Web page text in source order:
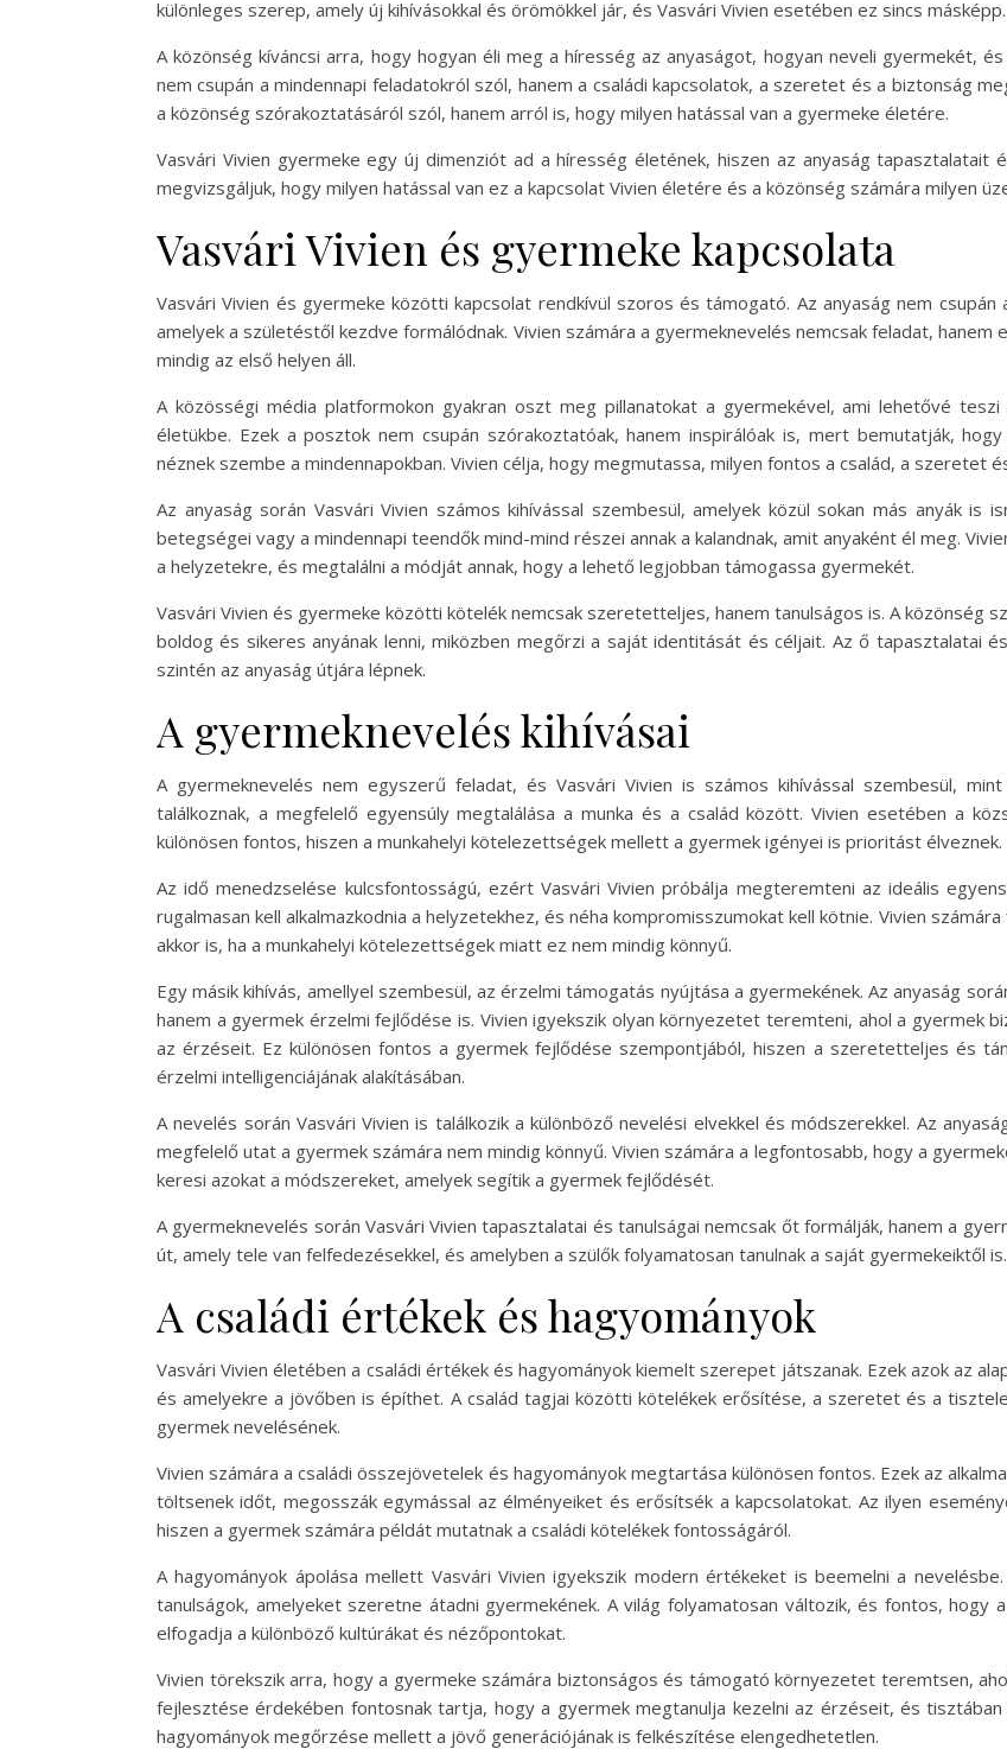
különleges szerep, amely új kihívásokkal és örömökkel jár, és Vasvári Vivien esetében ez sincs másképp.
A közönség kíváncsi arra, hogy hogyan éli meg a híresség az anyaságot, hogyan neveli gyermekét,
nem csupán a mindennapi feladatokról szól, hanem a családi kapcsolatok, a szeretet és a biztonság
a közönség szórakoztatásáról szól, hanem arról is, hogy milyen hatással van a gyermeke életére.
Vasvári Vivien gyermeke egy új dimenziót ad a híresség életének, hiszen az anyaság tapasztalatait
megvizsgáljuk, hogy milyen hatással van ez a kapcsolat Vivien életére és a közönség számára milyen
Vasvári Vivien és gyermeke kapcsolata
Vasvári Vivien és gyermeke közötti kapcsolat rendkívül szoros és támogató. Az anyaság nem
amelyek a születéstől kezdve formálódnak. Vivien számára a gyermeknevelés nemcsak feladat,
mindig az első helyen áll.
A közösségi média platformokon gyakran oszt meg pillanatokat a gyermekével, ami lehetővé
életükbe. Ezek a posztok nem csupán szórakoztatóak, hanem inspirálóak is, mert bemutatják,
néznek szembe a mindennapokban. Vivien célja, hogy megmutassa, milyen fontos a család, a szeretet
Az anyaság során Vasvári Vivien számos kihívással szembesül, amelyek közül sokan más anyák is
betegségei vagy a mindennapi teendők mind-mind részei annak a kalandnak, amit anyaként él meg.
a helyzetekre, és megtalálni a módját annak, hogy a lehető legjobban támogassa gyermekét.
Vasvári Vivien és gyermeke közötti kötelék nemcsak szeretetteljes, hanem tanulságos is. A közönség
boldog és sikeres anyának lenni, miközben megőrzi a saját identitását és céljait. Az ő tapasztalatai
szintén az anyaság útjára lépnek.
A gyermeknevelés kihívásai
A gyermeknevelés nem egyszerű feladat, és Vasvári Vivien is számos kihívással szembesül,
találkoznak, a megfelelő egyensúly megtalálása a munka és a család között. Vivien esetében a
különösen fontos, hiszen a munkahelyi kötelezettségek mellett a gyermek igényei is prioritást élveznek.
Az idő menedzselése kulcsfontosságú, ezért Vasvári Vivien próbálja megteremteni az ideális
rugalmasan kell alkalmazkodnia a helyzetekhez, és néha kompromisszumokat kell kötnie. Vivien
akkor is, ha a munkahelyi kötelezettségek miatt ez nem mindig könnyű.
Egy másik kihívás, amellyel szembesül, az érzelmi támogatás nyújtása a gyermekének. Az anyaság
hanem a gyermek érzelmi fejlődése is. Vivien igyekszik olyan környezetet teremteni, ahol a gyermek
az érzéseit. Ez különösen fontos a gyermek fejlődése szempontjából, hiszen a szeretetteljes és
érzelmi intelligenciájának alakításában.
A nevelés során Vasvári Vivien is találkozik a különböző nevelési elvekkel és módszerekkel. Az
megfelelő utat a gyermek számára nem mindig könnyű. Vivien számára a legfontosabb, hogy a
keresi azokat a módszereket, amelyek segítik a gyermek fejlődését.
A gyermeknevelés során Vasvári Vivien tapasztalatai és tanulságai nemcsak őt formálják, hanem a
út, amely tele van felfedezésekkel, és amelyben a szülők folyamatosan tanulnak a saját gyermekeiktől is.
A családi értékek és hagyományok
Vasvári Vivien életében a családi értékek és hagyományok kiemelt szerepet játszanak. Ezek azok az
és amelyekre a jövőben is építhet. A család tagjai közötti kötelékek erősítése, a szeretet és a
gyermek nevelésének.
Vivien számára a családi összejövetelek és hagyományok megtartása különösen fontos. Ezek az
töltsenek időt, megosszák egymással az élményeiket és erősítsék a kapcsolatokat. Az ilyen
hiszen a gyermek számára példát mutatnak a családi kötelékek fontosságáról.
A hagyományok ápolása mellett Vasvári Vivien igyekszik modern értékeket is beemelni a
tanulságok, amelyeket szeretne átadni gyermekének. A világ folyamatosan változik, és fontos,
elfogadja a különböző kultúrákat és nézőpontokat.
Vivien törekszik arra, hogy a gyermeke számára biztonságos és támogató környezetet teremtsen,
fejlesztése érdekében fontosnak tartja, hogy a gyermek megtanulja kezelni az érzéseit, és
hagyományok megőrzése mellett a jövő generációjának is felkészítése elengedhetetlen.